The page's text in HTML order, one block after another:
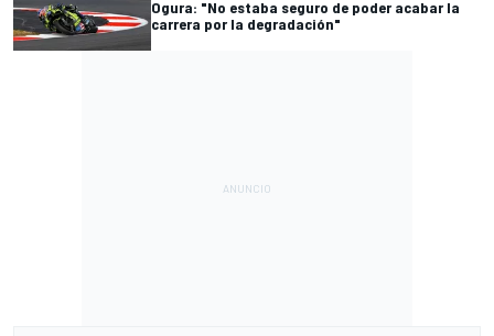
Ogura: "No estaba seguro de poder acabar la
carrera por la degradación"